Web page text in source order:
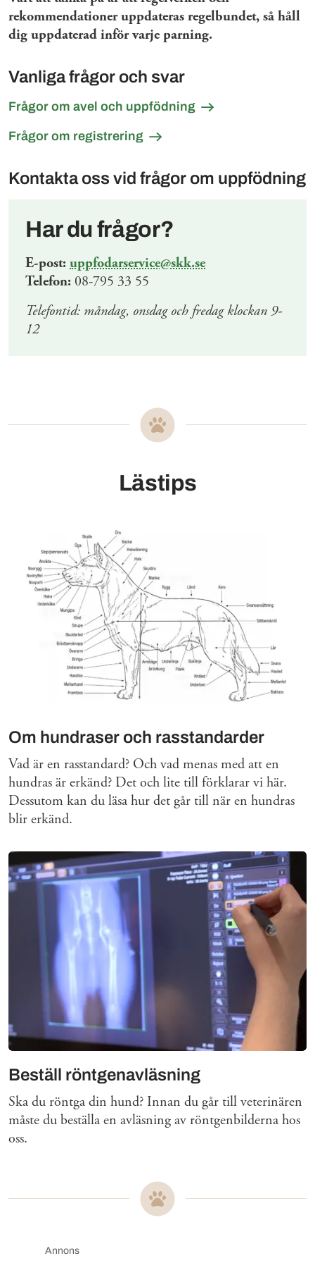
rekommendationer uppdateras regelbundet, så håll
dig uppdaterad inför varje parning.
Vanliga frågor och svar
Frågor om avel och uppfödning
Frågor om registrering
Kontakta oss vid frågor om uppfödning
Har du frågor?
E-post: uppfodarservice@skk.se
Telefon: 08-795 33 55
Telefontid: måndag, onsdag och fredag klockan 9-
12
Lästips
Om hundraser och rasstandarder
Vad är en rasstandard? Och vad menas med att en
hundras är erkänd? Det och lite till förklarar vi här.
Dessutom kan du läsa hur det går till när en hundras
blir erkänd.
Beställ röntgenavläsning
Ska du röntga din hund? Innan du går till veterinären
måste du beställa en avläsning av röntgenbilderna hos
oss.
Annons